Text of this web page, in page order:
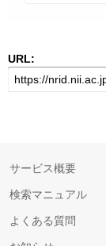
URL:
サービス概要
検索マニュアル
よくある質問